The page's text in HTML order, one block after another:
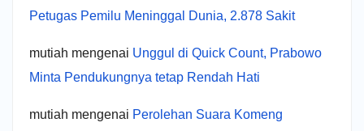
Petugas Pemilu Meninggal Dunia, 2.878 Sakit
mutiah mengenai Unggul di Quick Count, Prabowo
Minta Pendukungnya tetap Rendah Hati
mutiah mengenai Perolehan Suara Komeng